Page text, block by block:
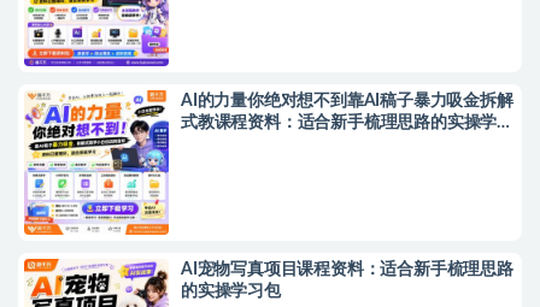
AI的力量你绝对想不到靠AI稿子暴力吸金拆解
式教课程资料：适合新手梳理思路的实操学习
AI宠物写真项目课程资料：适合新手梳理思路
的实操学习包